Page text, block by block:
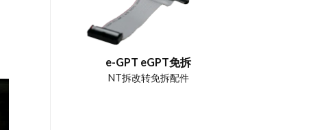
e-GPT eGPT免拆
NT拆改转免拆配件